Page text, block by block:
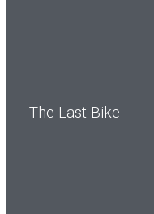
The Last Bike